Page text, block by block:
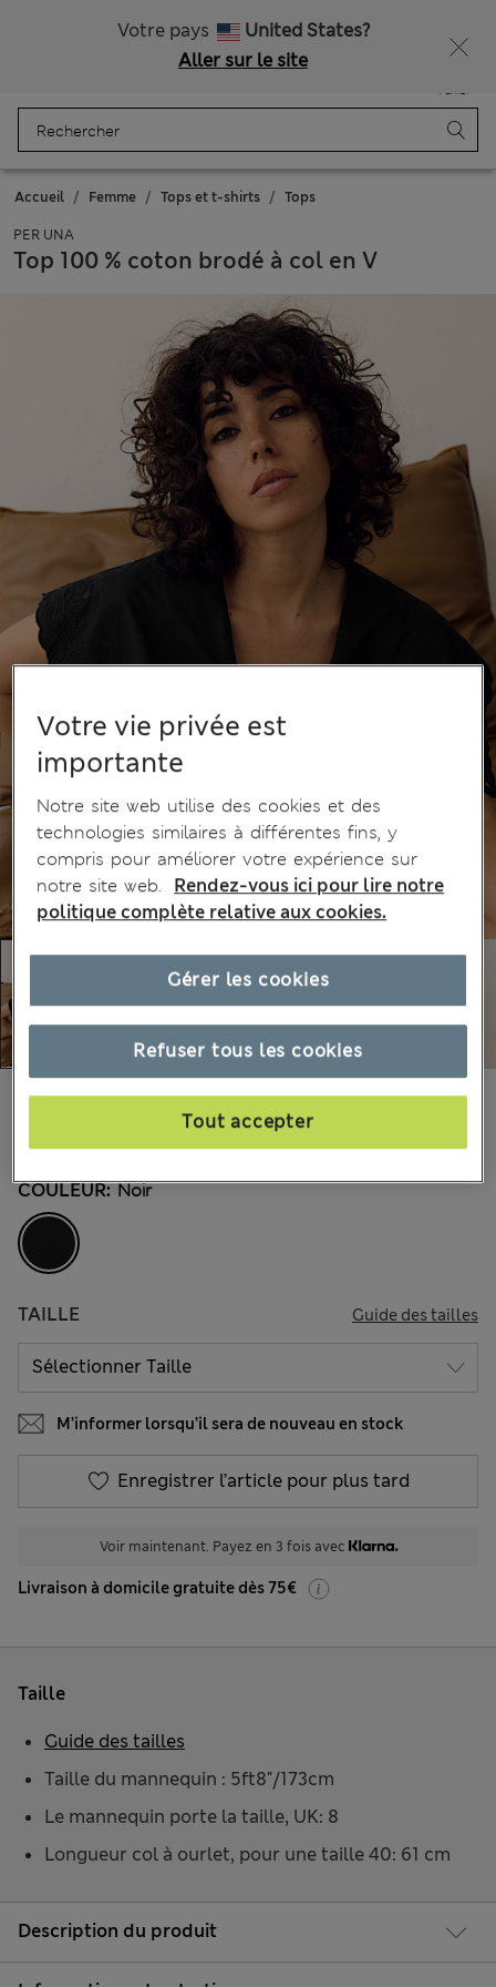
Votre pays
United States?
Aller sur le site
Panier
Accueil Femme Tops et t-shirts Tops
PER UNA
Top 100 % coton brodé à col en V
8 les commentaires reçus
50.00 € Tous les prix incluent les taxes et les frais de douanes
COULEUR: Noir
TAILLE Guide des tailles
M’informer lorsqu’il sera de nouveau en stock
Enregistrer l’article pour plus tard
Voir maintenant. Payez en 3 fois avec
Livraison à domicile gratuite dès 75€
Description du produit
Taille
Taille du mannequin : 5ft8"/173cm
Le mannequin porte la taille, UK: 8
Longueur col à ourlet, pour une taille 40: 61 cm
Guide des tailles
Votre vie privée est
importante
Notre site web utilise des cookies et des
technologies similaires à différentes fins, y
compris pour améliorer votre expérience sur
notre site web.
Rendez-vous ici pour lire notre
politique complète relative aux cookies.
Refuser tous les cookies
Tout accepter
Gérer les cookies